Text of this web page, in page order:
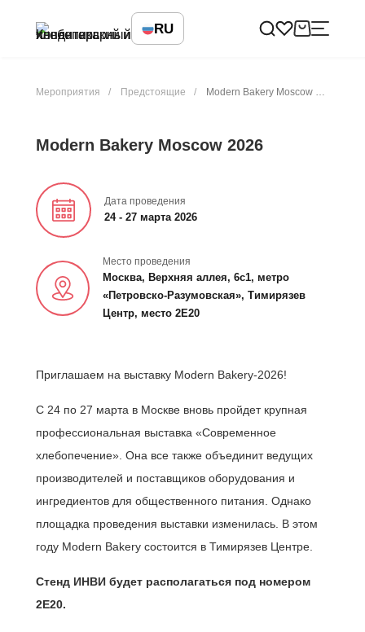
RU
Мероприятия Предстоящие Modern Bakery Moscow 2026
Modern Bakery Moscow 2026
Дата проведения
24 - 27 марта 2026
Место проведения
Москва, Верхняя аллея, 6с1, метро
«Петровско-Разумовская», Тимирязев
Центр, место 2E20
Приглашаем на выставку Modern Bakery-2026!
С 24 по 27 марта в Москве вновь пройдет крупная
профессиональная выставка «Современное
хлебопечение». Она все также объединит ведущих
производителей и поставщиков оборудования и
ингредиентов для общественного питания. Однако
площадка проведения выставки изменилась. В этом
году Modern Bakery состоится в Тимирязев Центре.
Стенд ИНВИ будет располагаться под номером
2E20.